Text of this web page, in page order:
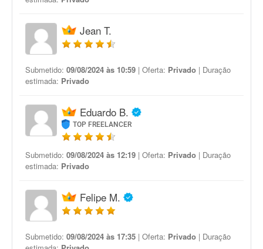
Jean T.
Submetido: 09/08/2024 às 10:59 | Oferta: Privado | Duração
estimada: Privado
Eduardo B.
TOP FREELANCER
Submetido: 09/08/2024 às 12:19 | Oferta: Privado | Duração
estimada: Privado
Felipe M.
Submetido: 09/08/2024 às 17:35 | Oferta: Privado | Duração